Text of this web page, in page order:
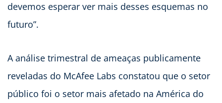
devemos esperar ver mais desses esquemas no
futuro”.
A análise trimestral de ameaças publicamente
reveladas do McAfee Labs constatou que o setor
público foi o setor mais afetado na América do